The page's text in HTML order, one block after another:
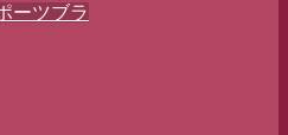
ーツブラ